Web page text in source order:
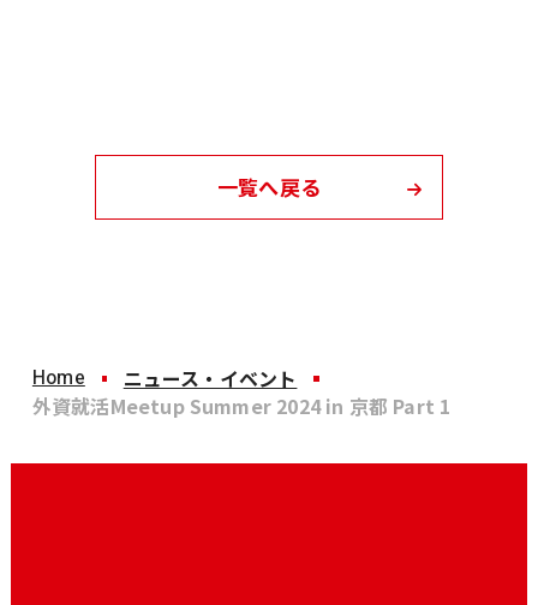
一覧へ戻る
Home
ニュース・イベント
外資就活Meetup Summer 2024 in 京都 Part 1